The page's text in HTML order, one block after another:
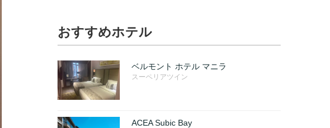
おすすめホテル
ベルモント ホテル マニラ
スーペリアツイン
ACEA Subic Bay